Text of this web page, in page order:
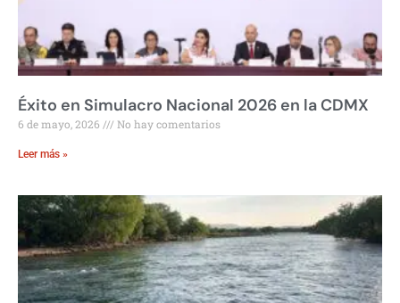
Éxito en Simulacro Nacional 2026 en la CDMX
6 de mayo, 2026 No hay comentarios
Leer más »